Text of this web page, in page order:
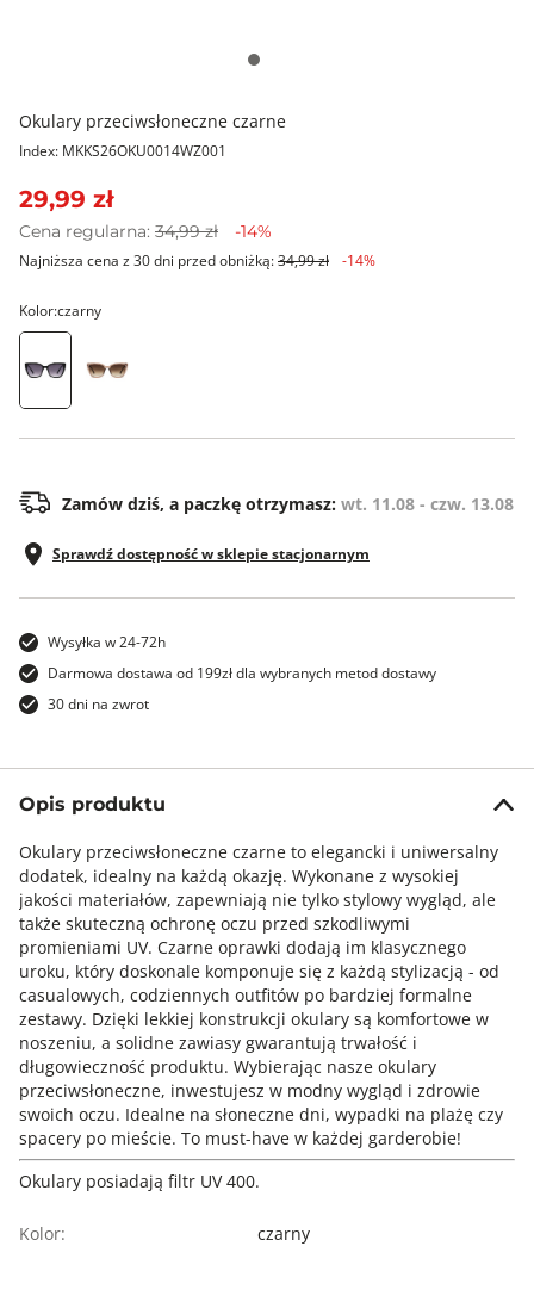
Okulary przeciwsłoneczne czarne
Index: MKKS26OKU0014WZ001
29,99 zł
Cena regularna: 34,99 zł -14%
Najniższa cena z 30 dni przed obniżką:34,99 zł -14%
Kolor:czarny
Zamów dziś, a paczkę otrzymasz: wt. 11.08 - czw. 13.08
Sprawdź dostępność w sklepie stacjonarnym
Wysyłka w 24-72h
Darmowa dostawa od 199zł dla wybranych metod dostawy
30 dni na zwrot
Opis produktu
Okulary przeciwsłoneczne czarne to elegancki i uniwersalny
dodatek, idealny na każdą okazję. Wykonane z wysokiej
jakości materiałów, zapewniają nie tylko stylowy wygląd, ale
także skuteczną ochronę oczu przed szkodliwymi
promieniami UV. Czarne oprawki dodają im klasycznego
uroku, który doskonale komponuje się z każdą stylizacją - od
casualowych, codziennych outfitów po bardziej formalne
zestawy. Dzięki lekkiej konstrukcji okulary są komfortowe w
noszeniu, a solidne zawiasy gwarantują trwałość i
długowieczność produktu. Wybierając nasze okulary
przeciwsłoneczne, inwestujesz w modny wygląd i zdrowie
swoich oczu. Idealne na słoneczne dni, wypadki na plażę czy
spacery po mieście. To must-have w każdej garderobie!
Okulary posiadają filtr UV 400.
Kolor: czarny